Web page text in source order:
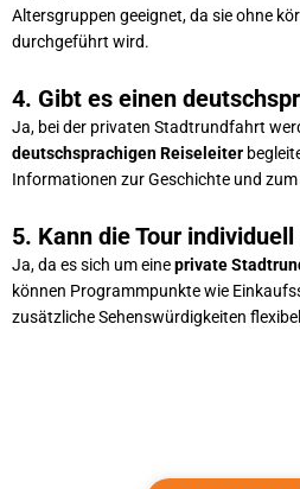
Altersgruppen geeignet, da sie ohne
durchgeführt wird.
4. Gibt es einen
Ja, bei der privaten Stadtrundfahrt
deutschsprachigen Reiseleiter
Informationen zur Geschichte und
5. Kann die Tour
Ja, da es sich um eineprivate
können Programmpunkte wie
zusätzliche Sehenswürdigkeiten